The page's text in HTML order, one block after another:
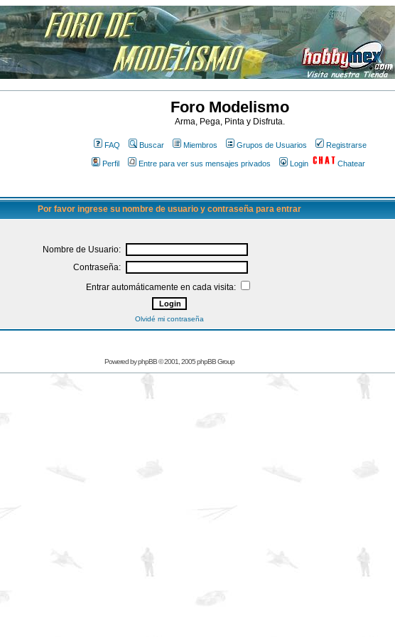
Foro Modelismo
Arma, Pega, Pinta y Disfruta.
FAQ Buscar Miembros Grupos de Usuarios Registrarse
Perfil Entre para ver sus mensajes privados Login Chatear
Por favor ingrese su nombre de usuario y contraseña para entrar
Nombre de Usuario:
Contraseña:
Entrar automáticamente en cada visita:
Olvidé mi contraseña
Powered byphpBB© 2001, 2005 phpBB Group